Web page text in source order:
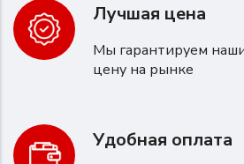
Лучшая цена
Мы гарантируем
цену на рынке
Удобная оплата